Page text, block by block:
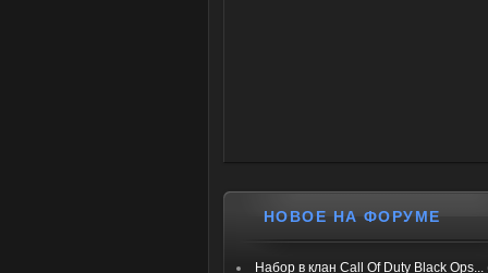
НОВОЕ НА ФОРУМЕ
Набор в клан Call Of Duty Black Ops...